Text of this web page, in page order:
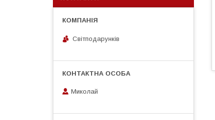
Світподарунків
Миколай